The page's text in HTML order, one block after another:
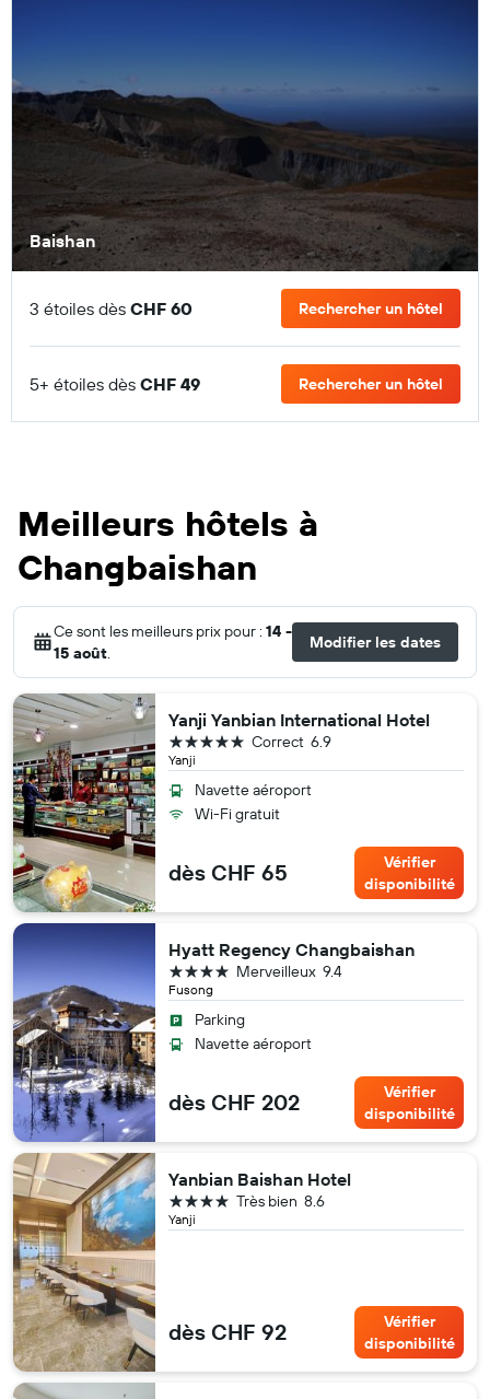
Baishan
3 étoiles dès CHF 60 Rechercher un hôtel
5+ étoiles dès CHF 49 Rechercher un hôtel
Meilleurs hôtels à
Changbaishan
Ce sont les meilleurs prix pour : 14 -
15 août.
Modifier les dates
Yanji Yanbian International Hotel
Yanji
6.9
Correct
5 étoiles
Navette aéroport
Wi-Fi gratuit
dès CHF 65
Vérifier
disponibilité
Hyatt Regency Changbaishan
Fusong
9.4
Merveilleux
4 étoiles
Parking
Navette aéroport
dès CHF 202
Vérifier
disponibilité
Yanbian Baishan Hotel
Yanji
8.6
Très bien
4 étoiles
dès CHF 92
Vérifier
disponibilité